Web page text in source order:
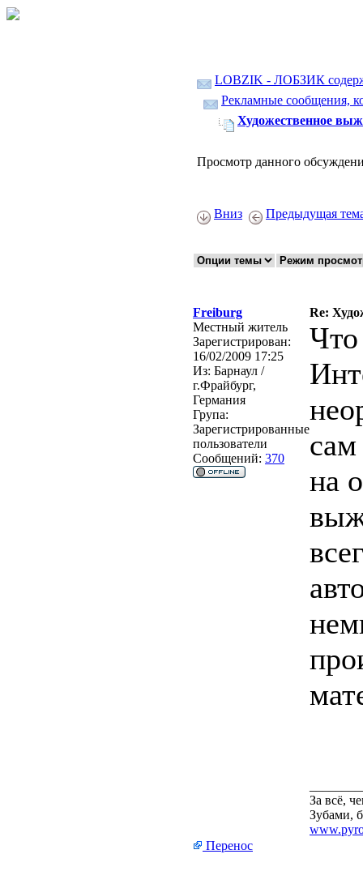
LOBZIK - ЛОБЗИК
Рекламные сообщения,
Художественное
Просмотр данного
Вниз Предыдущая
Freiburg
Re:
Местный житель
Зарегистрирован:
16/02/2009 17:25
Из: Барнаул /
г.Фрайбург,
Германия
Група:
Зарегистрированные
пользователи
Сообщений: 370
Что
сам
на
За всё,
Зубами,
Перенос